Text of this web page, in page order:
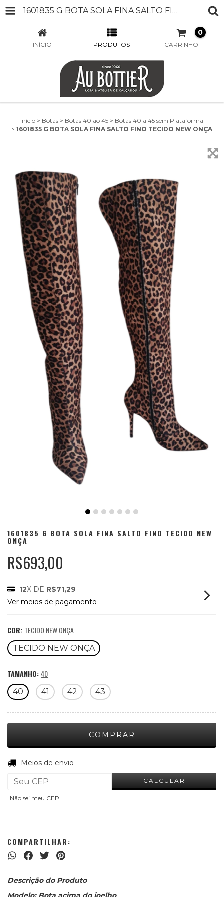
1601835 G BOTA SOLA FINA SALTO FINO TECIDO NEW ONÇA
INÍCIO PRODUTOS CARRINHO
0
Início > Botas > Botas 40 ao 45 > Botas 40 a 45 sem Plataforma
> 1601835 G BOTA SOLA FINA SALTO FINO TECIDO NEW ONÇA
1601835 G BOTA SOLA FINA SALTO FINO TECIDO NEW
ONÇA
R$693,00
12X DE R$71,29
Ver meios de pagamento
COR: TECIDO NEW ONÇA
TECIDO NEW ONÇA
TAMANHO:40
40 41 42 43
Entregas para o CEP:
Meios de envio
CALCULAR
Não sei meu CEP
COMPARTILHAR:
Descrição do Produto